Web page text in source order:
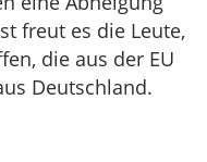
freut es die Leute,
die aus der EU
Deutschland.